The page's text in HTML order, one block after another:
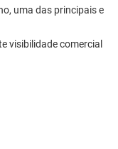
uma das principais e
visibilidade comercial